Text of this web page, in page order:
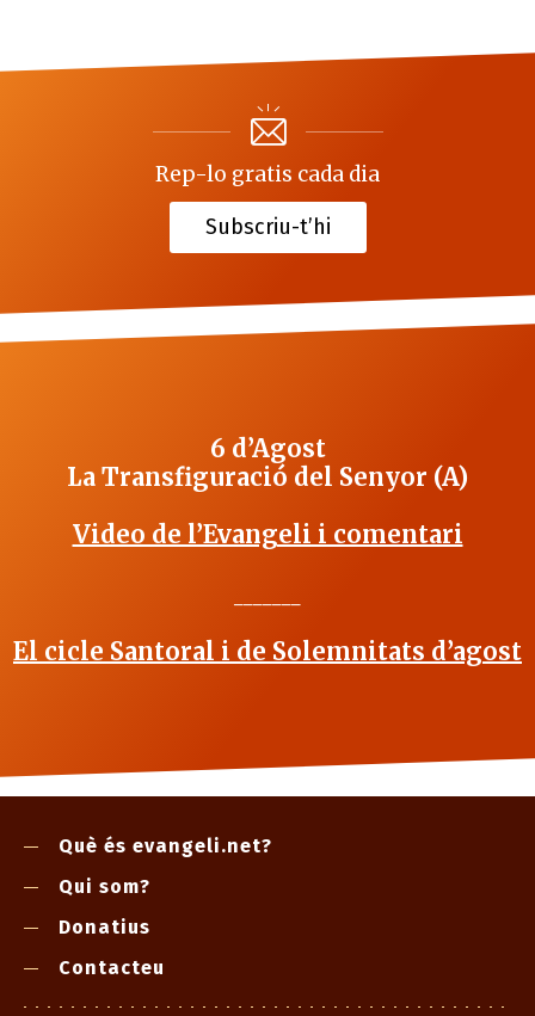
Rep-lo gratis cada dia
Subscriu-t’hi
6 d’Agost
La Transfiguració del Senyor (A)
Video de l’Evangeli i comentari
El cicle Santoral i de Solemnitats d’agost
Què és evangeli.net?
Qui som?
Donatius
Contacteu